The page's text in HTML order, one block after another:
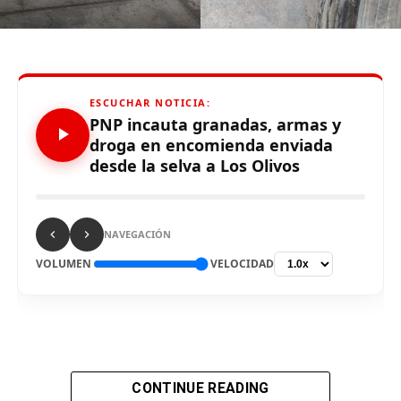
}(document, ‘script’, ‘facebook-jssdk’));
Comparte esto:
ESCUCHAR NOTICIA:
PNP incauta granadas, armas y
droga en encomienda enviada
desde la selva a Los Olivos
NAVEGACIÓN
VOLUMEN VELOCIDAD
Agentes de laPolicía Nacional del Perú (PNP)
granadas de guerra,armas de largo
CONTINUE READING